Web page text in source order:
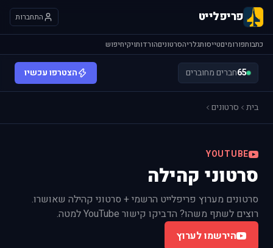
פריפלייט התחברות
כתבותפורומיםטייסותגלריהסרטוניםהורדותויקיחיפוש
65חברים מחוברים הצטרפו עכשיו
בית סרטונים
YOUTUBE
סרטוני קהילה
סרטונים מערוץ פריפלייט הרשמי + סרטוני קהילה שאושרו.
רוצים לשתף משהו? הדביקו קישור YouTube למטה.
הירשמו לערוץ